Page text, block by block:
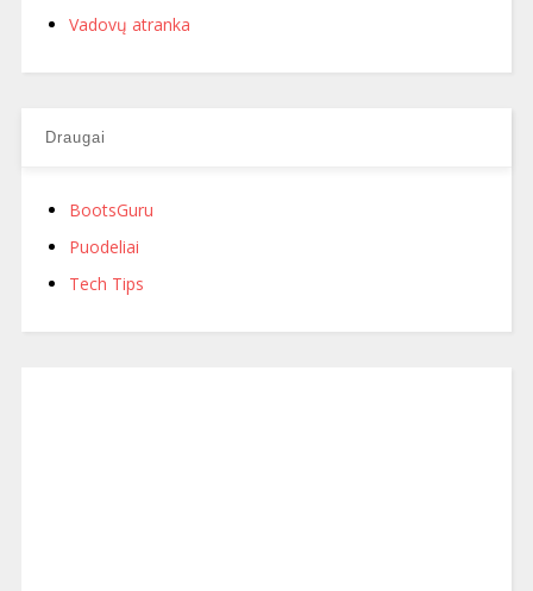
Vadovų atranka
Draugai
BootsGuru
Puodeliai
Tech Tips